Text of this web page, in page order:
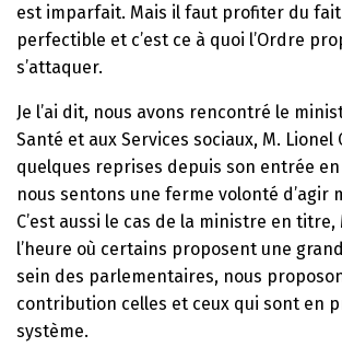
est imparfait. Mais il faut profiter du fait
perfectible et c’est ce à quoi l’Ordre
s’attaquer.
Je l’ai dit, nous avons rencontré le
Santé et aux Services sociaux, M. Lionel
quelques reprises depuis son entrée
nous sentons une ferme volonté d’agir
C’est aussi le cas de la ministre en titre,
l’heure où certains proposent une
sein des parlementaires, nous
contribution celles et ceux qui sont en
système.